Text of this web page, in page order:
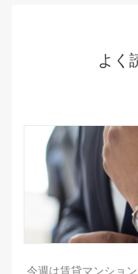
よく
今週は賃貸マンショ